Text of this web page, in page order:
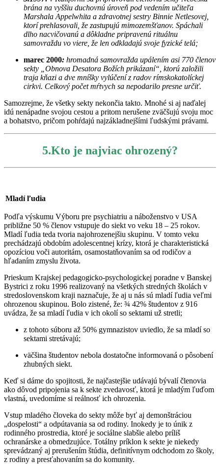
brána na vyššiu duchovnú úroveň pod vedením učiteľa
Marshala Appelwhita a zdravotnej sestry Binnie Netlesovej,
ktorí prehlasovali, že zastupujú mimozemšťanov. Spáchali
dlho nacvičovanú a dôkladne pripravenú rituálnu
samovraždu vo viere, že len odkladajú svoje fyzické telá;
marec 2000: hromadná samovražda upálením asi 770 členov
sekty „Obnova Desatora Božích prikázaní“, ktorú založili
traja kňazi a dve mníšky vylúčení z radov rímskokatolíckej
cirkvi. Celkový počet mŕtvych sa nepodarilo presne určiť.
Samozrejme, že všetky sekty nekončia takto. Mnohé si aj naďalej
idú nenápadne svojou cestou a pritom nerušene zväčšujú svoju moc
a bohatstvo, pričom pohŕdajú najzákladnejšími ľudskými právami.
5.Kto je najviac ohrozený?
Mladí ľudia
Podľa výskumu Výboru pre psychiatriu a náboženstvo v USA
približne 50 % členov vstupuje do siekt vo veku 18 – 25 rokov.
Mladí ľudia teda tvoria najohrozenejšiu skupinu. V tomto veku
prechádzajú obdobím adolescentnej krízy, ktorá je charakteristická
opozíciou voči autoritám, osamostatňovaním sa od rodičov a
hľadaním zmyslu života.
Prieskum Krajskej pedagogicko-psychologickej poradne v Banskej
Bystrici z roku 1996 realizovaný na všetkých stredných školách v
stredoslovenskom kraji naznačuje, že aj u nás sú mladí ľudia veľmi
ohrozenou skupinou. Bolo zistené, že: ¾ 42% študentov z 916
uvádza, že sa mladí ľudia v ich okolí so sektami už stretli;
z tohoto súboru až 50% gymnazistov uviedlo, že sa mladí so
sektami stretávajú;
väčšina študentov nebola dostatočne informovaná o pôsobení
zhubných siekt.
Keď si dáme do spojitosti, že najčastejšie udávajú bývalí členovia
ako dôvod pripojenia sa k sekte zvedavosť, ktorá je mladým ľuďom
vlastná, uvedomíme si reálnosť ich ohrozenia.
Vstup mladého človeka do sekty môže byť aj demonštráciou
„dospelosti“ a odpútavania sa od rodiny. Inokedy je to únik z
rodinného prostredia, ktoré je sociálne slabšie alebo príliš
ochranárske a obmedzujúce. Totálny príklon k sekte je niekedy
sprevádzaný aj prerušením štúdia, definitívnym odchodom zo školy,
z rodiny a presťahovaním sa do komunity.